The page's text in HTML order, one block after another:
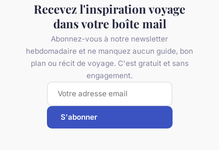
Recevez l'inspiration voyage
dans votre boîte mail
Abonnez-vous à notre newsletter
hebdomadaire et ne manquez aucun guide, bon
plan ou récit de voyage. C'est gratuit et sans
engagement.
S'abonner